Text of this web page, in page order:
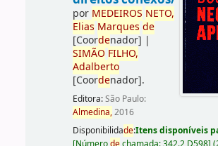
por MEDEIROS NETO,
Elias Marques de
[Coordenador] |
SIMÃO FILHO,
Adalberto
[Coordenador].
Editora:São Paulo:
Almedina,2016
Disponibilidade:Itens disponíveis